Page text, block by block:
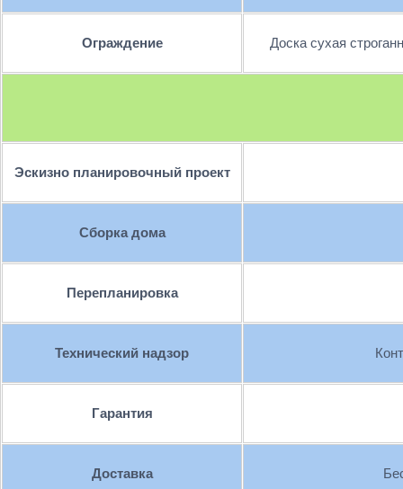
Ограждение Доска сухая
Эскизно планировочный проект
Сборка дома
Перепланировка
Технический надзор
Гарантия
Доставка